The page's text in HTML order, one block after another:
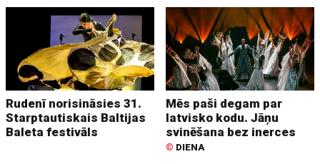
Rudenī norisināsies 31.
Starptautiskais Baltijas
Baleta festivāls
Mēs paši degam par
latvisko kodu. Jāņu
svinēšana bez inerces
© DIENA